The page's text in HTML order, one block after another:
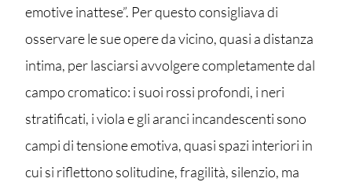
emotive inattese”. Per questo consigliava di
osservare le sue opere da vicino, quasi a distanza
intima, per lasciarsi avvolgere completamente dal
campo cromatico: i suoi rossi profondi, i neri
stratificati, i viola e gli aranci incandescenti sono
campi di tensione emotiva, quasi spazi interiori in
cui si riflettono solitudine, fragilità, silenzio, ma